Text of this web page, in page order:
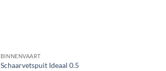
BINNENVAART
Schaarvetspuit Ideaal 0.5